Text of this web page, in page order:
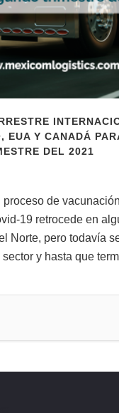
EUA Y CANADÁ
DEL 2021
proceso de
19 retrocede en
Norte, pero todavía
y hasta que